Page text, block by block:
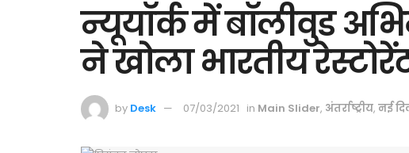
न्यूयॉर्क में बॉलीवुड
ने खोला भारतीय
by Desk 07/03/2021 in Main Slider, अंतर्राष्ट्रीय, नई